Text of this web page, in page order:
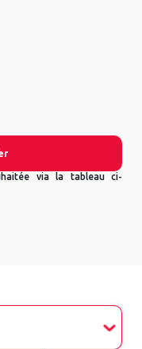
via la tableau ci-